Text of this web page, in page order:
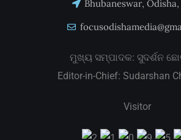
Bhubaneswar,
ମୁଖ୍ୟ ସମ୍ପାଦକ: ସୁଦର୍ଶନ
Editor-in-Chief: Sudarshan
Visitor